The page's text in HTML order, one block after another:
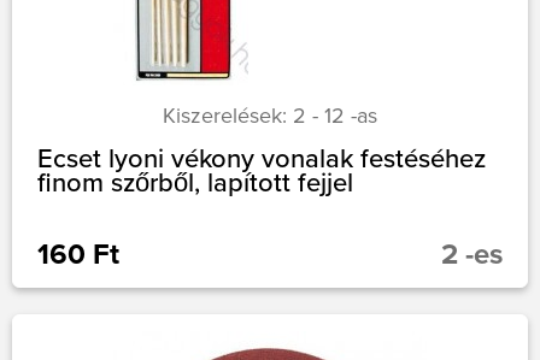
Kiszerelések: 2 - 12 -as
Ecset lyoni vékony vonalak festéséhez
finom szőrből, lapított fejjel
160 Ft 2 -es